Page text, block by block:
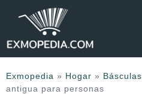
Exmopedia » Hogar » Básculas
antigua para personas